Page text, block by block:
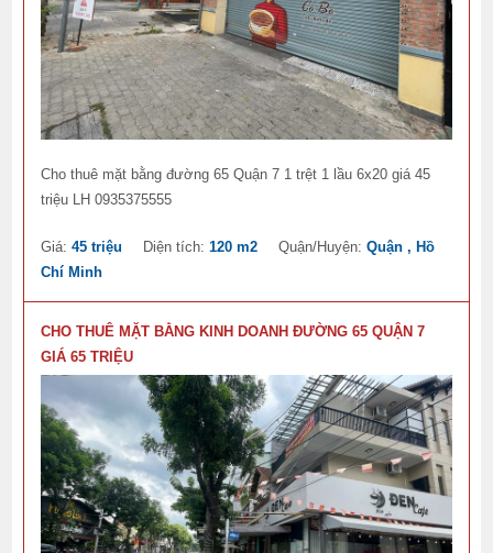
Cho thuê mặt bằng đường 65 Quận 7 1 trệt 1 lầu 6x20 giá 45
triệu LH 0935375555
Giá:45 triệu Diện tích:120 m2 Quận/Huyện:Quận , Hồ
Chí Minh
CHO THUÊ MẶT BẰNG KINH DOANH ĐƯỜNG 65 QUẬN 7
GIÁ 65 TRIỆU